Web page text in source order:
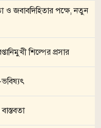
ও জবাবদিহিতার পক্ষে, নতুন
শিল্পের প্রসার
ভবিষ্যৎ